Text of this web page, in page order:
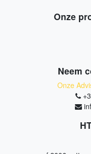
Onze
Neem
Onze